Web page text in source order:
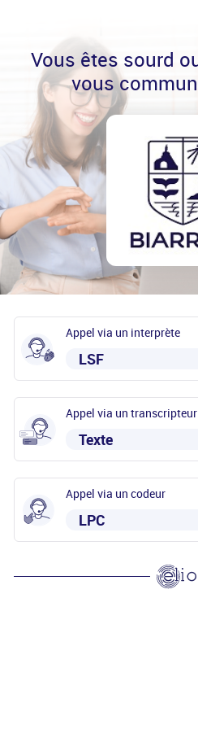
Vous êtes sourd
vous
Appel via un interprète
LSF
Appel via un transcripteur
Texte
Appel via un codeur
LPC